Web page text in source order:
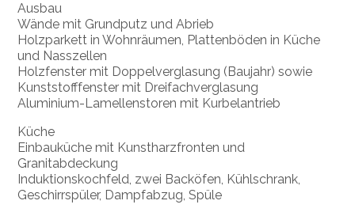
Ausbau
Wände mit Grundputz und Abrieb
Holzparkett in Wohnräumen, Plattenböden in Küche
und Nasszellen
Holzfenster mit Doppelverglasung (Baujahr) sowie
Kunststofffenster mit Dreifachverglasung
Aluminium-Lamellenstoren mit Kurbelantrieb
Küche
Einbauküche mit Kunstharzfronten und
Granitabdeckung
Induktionskochfeld, zwei Backöfen, Kühlschrank,
Geschirrspüler, Dampfabzug, Spüle